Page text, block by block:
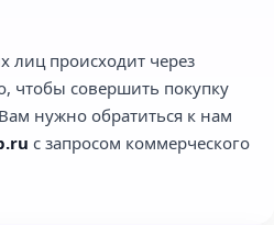
лиц происходит через
чтобы совершить покупку
нужно обратиться к нам
с запросом коммерческого